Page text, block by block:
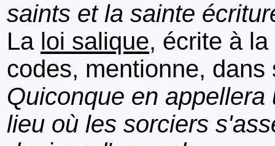
saints et la sainte
La loi salique, écrite à
codes, mentionne,
Quiconque en
lieu où les sorciers